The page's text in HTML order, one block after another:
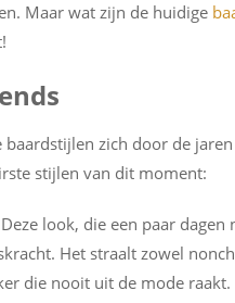
Maar wat zijn de huidige
zich door de
stijlen van dit moment:
look, die een paar
Het straalt zowel
die nooit uit de mode